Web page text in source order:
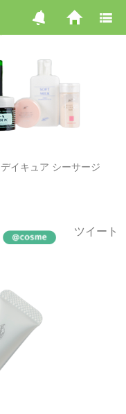
デイキュア シーサージ
ツイート